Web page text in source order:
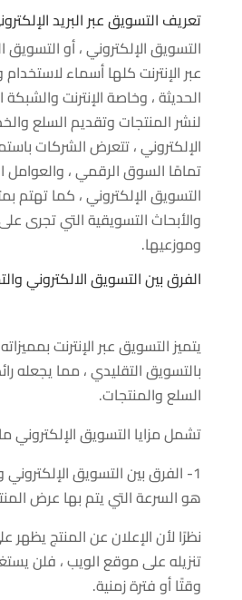
تعريف التسويق عبر البريد
التسويق الإلكتروني ، أو
عبر الإنترنت كلها أسماء
الحديثة ، وخاصة الإنترنت والشبكة
لنشر المنتجات وتقديم السلع
الإلكتروني ، تتعرض الشركات
تمامًا السوق الرقمي ، والعوامل
التسويق الإلكتروني ، كما تهتم
والأبحاث التسويقية التي تجرى
وموزعيها.
الفرق بين التسويق الالكتروني
يتميز التسويق عبر الإنترنت
بالتسويق التقليدي ، مما يجعله
السلع والمنتجات.
تشمل مزايا التسويق الإلكتروني
1- الفرق بين التسويق
هو السرعة التي يتم بها عرض
نظرًا لأن الإعلان عن المنتج يظهر
تنزيله على موقع الويب ، فلن
وقتًا أو فترة زمنية.